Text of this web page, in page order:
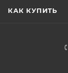
КАК КУПИТЬ